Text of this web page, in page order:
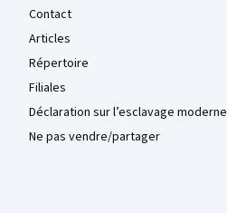
Contact
Articles
Répertoire
Filiales
Déclaration sur l’esclavage moderne
Ne pas vendre/partager